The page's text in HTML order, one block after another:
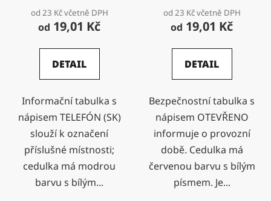
od 23 Kč včetně DPH
od 19,01 Kč
DETAIL
Informační tabulka s
nápisem TELEFÓN (SK)
slouží k označení
příslušné místnosti;
cedulka má modrou
barvu s bílým...
od 23 Kč včetně DPH
od 19,01 Kč
DETAIL
Bezpečnostní tabulka s
nápisem OTEVŘENO
informuje o provozní
době. Cedulka má
červenou barvu s bílým
písmem. Je...